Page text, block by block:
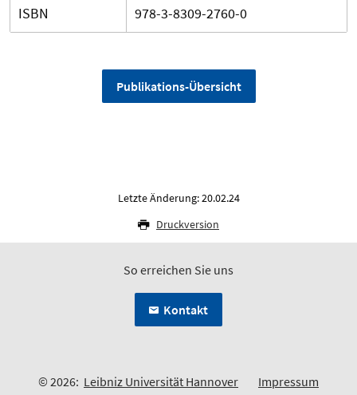
ISBN 978-3-8309-2760-0
Publikations-Übersicht
Letzte Änderung: 20.02.24
Druckversion
So erreichen Sie uns
Kontakt
© 2026: Leibniz Universität Hannover Impressum